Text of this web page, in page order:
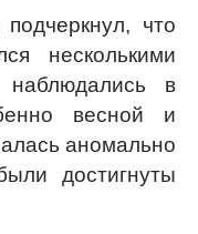
что
несколькими
наблюдались в
весной и
аномально
достигнуты